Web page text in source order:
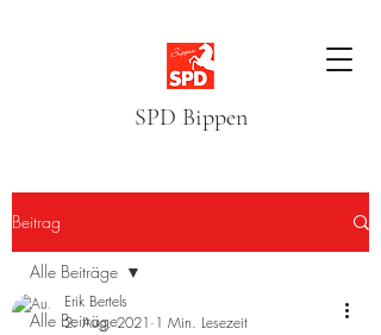
SPD Bippen
Beitrag
Alle Beiträge
Alle Beiträge
Erik Bertels
2. Aug. 2021 1 Min. Lesezeit